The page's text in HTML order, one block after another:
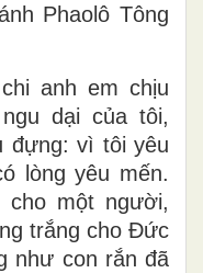
Phaolô Tông
anh em chịu
dại của tôi,
đựng: vì tôi yêu
lòng yêu mến.
một người,
trắng cho Ðức
như con rắn đã